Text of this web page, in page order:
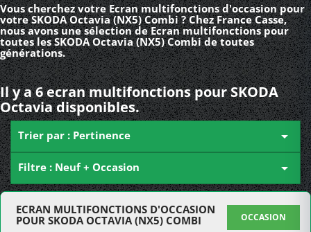
Vous cherchez votre Ecran multifonctions d'occasion pour
votre SKODA Octavia (NX5) Combi ? Chez France Casse,
nous avons une sélection de Ecran multifonctions pour
toutes les SKODA Octavia (NX5) Combi de toutes
générations.
Il y a 6 ecran multifonctions pour SKODA
Octavia disponibles.
Trier par : Pertinence 
Filtre : Neuf + Occasion 
ECRAN MULTIFONCTIONS D'OCCASION
POUR SKODA OCTAVIA (NX5) COMBI
OCCASION